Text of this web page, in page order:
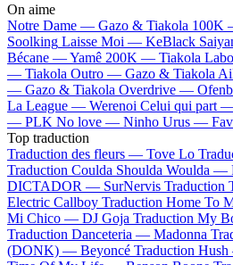
On aime
Notre Dame — Gazo & Tiakola 100K
Soolking Laisse Moi — KeBlack
Bécane —Yamê 200K — Tiakola
— Tiakola Outro — Gazo & Tiakola
— Gazo & Tiakola Overdrive —
La League — Werenoi Celui qui part
— PLK No love — Ninho Urus —
Top traduction
Traduction des fleurs — Tove Lo
Traduction Coulda Shoulda Woulda —
DICTADOR — SurNervis Traduction
Electric Callboy Traduction Home To
Mi Chico — DJ Goja Traduction My
Traduction Danceteria — Madonna
(DONK) — Beyoncé Traduction